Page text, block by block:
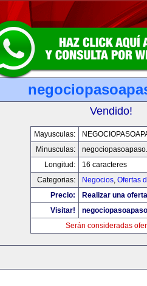
Vendido!
Mayusculas:
Minusculas:
Longitud:
16 caracteres
Categorias:
Negocios, Ofertas
Precio:
Realizar una
Visitar!
Serán consideradas